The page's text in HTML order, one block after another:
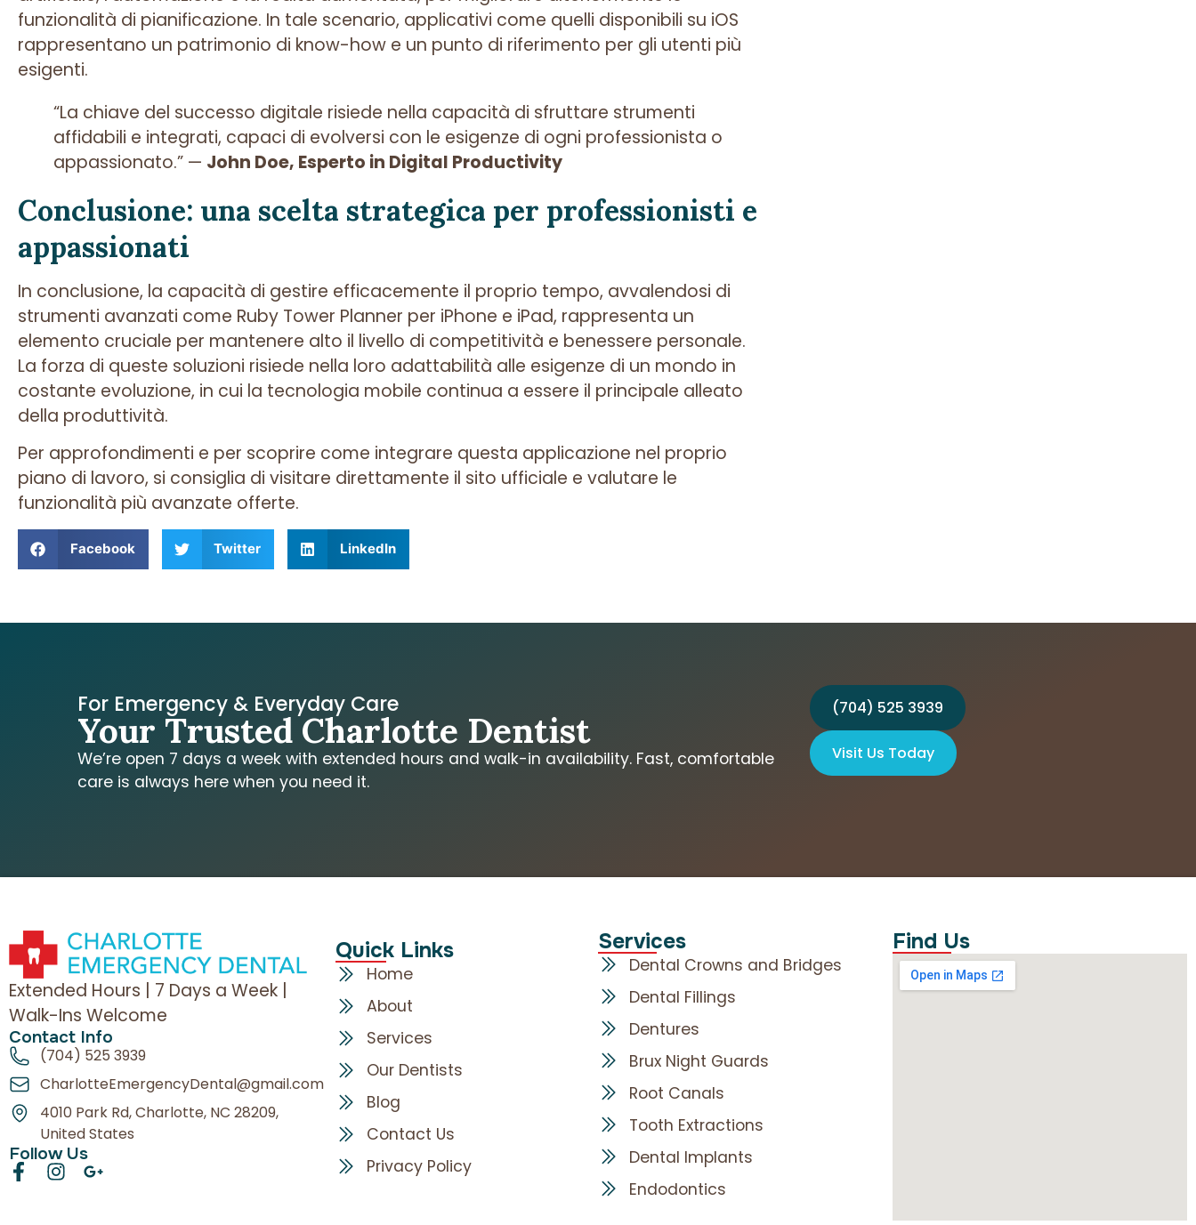
funzionalità di pianificazione. In tale scenario, applicativi come quelli disponibili su iOS
rappresentano un patrimonio di know-how e un punto di riferimento per gli utenti più
esigenti.
“La chiave del successo digitale risiede nella capacità di sfruttare strumenti
affidabili e integrati, capaci di evolversi con le esigenze di ogni professionista o
appassionato.” — John Doe, Esperto in Digital Productivity
Conclusione: una scelta strategica per professionisti e
appassionati
In conclusione, la capacità di gestire efficacemente il proprio tempo, avvalendosi di
strumenti avanzati come Ruby Tower Planner per iPhone e iPad, rappresenta un
elemento cruciale per mantenere alto il livello di competitività e benessere personale.
La forza di queste soluzioni risiede nella loro adattabilità alle esigenze di un mondo in
costante evoluzione, in cui la tecnologia mobile continua a essere il principale alleato
della produttività.
Per approfondimenti e per scoprire come integrare questa applicazione nel proprio
piano di lavoro, si consiglia di visitare direttamente il sito ufficiale e valutare le
funzionalità più avanzate offerte.
Facebook Twitter LinkedIn
For Emergency & Everyday Care
Your Trusted Charlotte Dentist
We’re open 7 days a week with extended hours and walk-in availability. Fast, comfortable
care is always here when you need it.
(704) 525 3939
Visit Us Today
Extended Hours | 7 Days a Week |
Walk-Ins Welcome
Contact Info
(704) 525 3939
CharlotteEmergencyDental@gmail.com
4010 Park Rd, Charlotte, NC 28209,
United States
Follow Us
Quick Links
Home
About
Services
Our Dentists
Blog
Contact Us
Privacy Policy
Services
Dental Crowns and Bridges
Dental Fillings
Dentures
Brux Night Guards
Root Canals
Tooth Extractions
Dental Implants
Endodontics
Find Us